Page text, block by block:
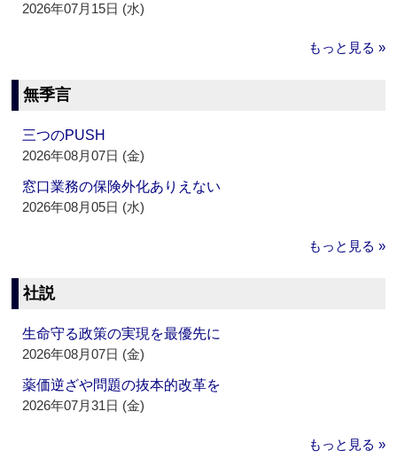
2026年07月15日 (水)
もっと見る »
無季言
三つのPUSH
2026年08月07日 (金)
窓口業務の保険外化ありえない
2026年08月05日 (水)
もっと見る »
社説
生命守る政策の実現を最優先に
2026年08月07日 (金)
薬価逆ざや問題の抜本的改革を
2026年07月31日 (金)
もっと見る »